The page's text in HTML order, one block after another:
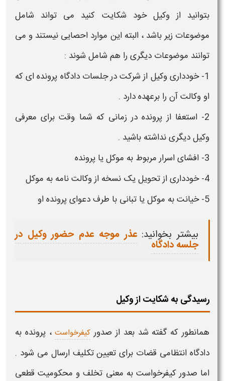
بتوانید ازوکیلخود شکایت کنید می تواند شامل
موضوعات زیر باشد ، البته این موارد احصایی نیستند و می
توانند موضوعات دیگری را هم شامل شوند :
1- خودداری
وکیل از شرکت در جلسات دادگاه پرونده ای که
اووکالتآن را برعهده دارد .
2- استعفا از پرونده در زمانی که شما وقت برای معرفی
وکیلدیگری نداشته باشید .
3- افشای اسرار مربوط به موکل یا پرونده
4- خودداری از تحویل یک نسخه از وکالت نامه به موکل
5- خیانت به موکل یا تبانی با طرف دعوای پرونده او
بیشتر بخوانید: عذر موجه عدم حضور وکیل در
جلسه دادگاه
رسیدگی به شکایت از وکیل
همانطور که گفته شد بعد از صدور کیفرخواست، پرونده به
دادگاه انتظامی قضات برای تعیین تکلیف ارسال می شود .
اما صدور کیفرخواست به معنی تخلف و محکومیت قطعی